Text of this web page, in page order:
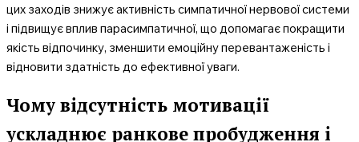
цих заходів знижує активність симпатичної нервової системи
і підвищує вплив парасимпатичної, що допомагає покращити
якість відпочинку, зменшити емоційну перевантаженість і
відновити здатність до ефективної уваги.
Чому відсутність мотивації
ускладнює ранкове пробудження і